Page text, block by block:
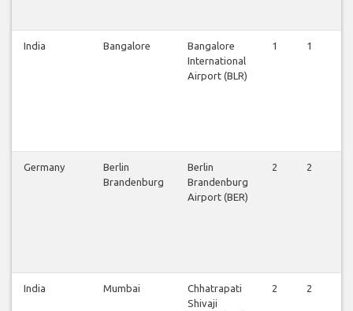
India Bangalore
Bangalore
International
Airport (BLR)
1 1
Germany
Berlin
Brandenburg
Berlin
Brandenburg
Airport (BER)
2 2
India Mumbai
Chhatrapati
Shivaji
2 2